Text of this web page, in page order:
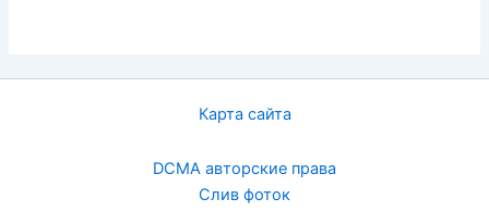
Карта сайта
DCMA авторские права
Слив фоток